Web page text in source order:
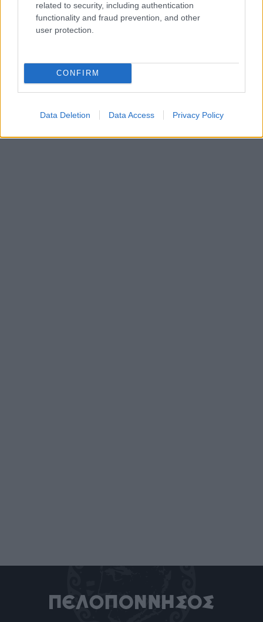
related to security, including authentication
functionality and fraud prevention, and other
user protection.
CONFIRM
Data Deletion Data Access Privacy Policy